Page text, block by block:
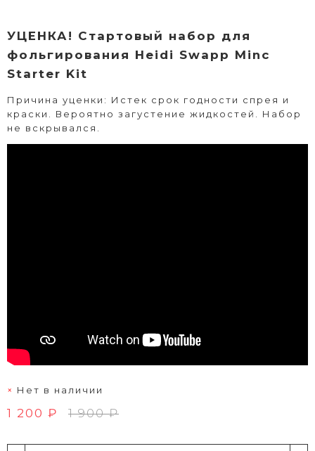
УЦЕНКА! Стартовый набор для
фольгирования Heidi Swapp Minc
Starter Kit
Причина уценки: Истек срок годности спрея и
краски. Вероятно загустение жидкостей. Набор
не вскрывался.
Нет в наличии
1 200 ₽ 1 900 ₽